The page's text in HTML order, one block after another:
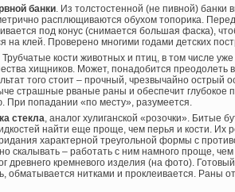
банки. Из толстостенной (не пивной) банки
расплющиваются обухом топорика.
под конус (снимается большая фаска),
на клей. Проверено многими годами детских
Трубчатые кости животных и птиц, в том числе
хищников. Может, понадобится преодолеть
того стоит – прочный, чрезвычайно острый
страшные рваные раны и обеспечит глубокое
При попадании «по месту», разумеется.
стекла, аналог хулиганской «розочки». Битые
найти еще проще, чем перья и кости. Их
характерной треугольной формы с
скалывать – работать с ним намного проще,
древнего кремневого изделия (на фото).
обматывается нитками и проклеивается. Раны